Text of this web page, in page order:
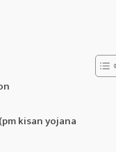
kisan yojana